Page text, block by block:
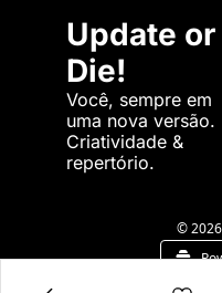
Update or
Die!
Você, sempre em
uma nova versão.
Criatividade &
repertório.
©